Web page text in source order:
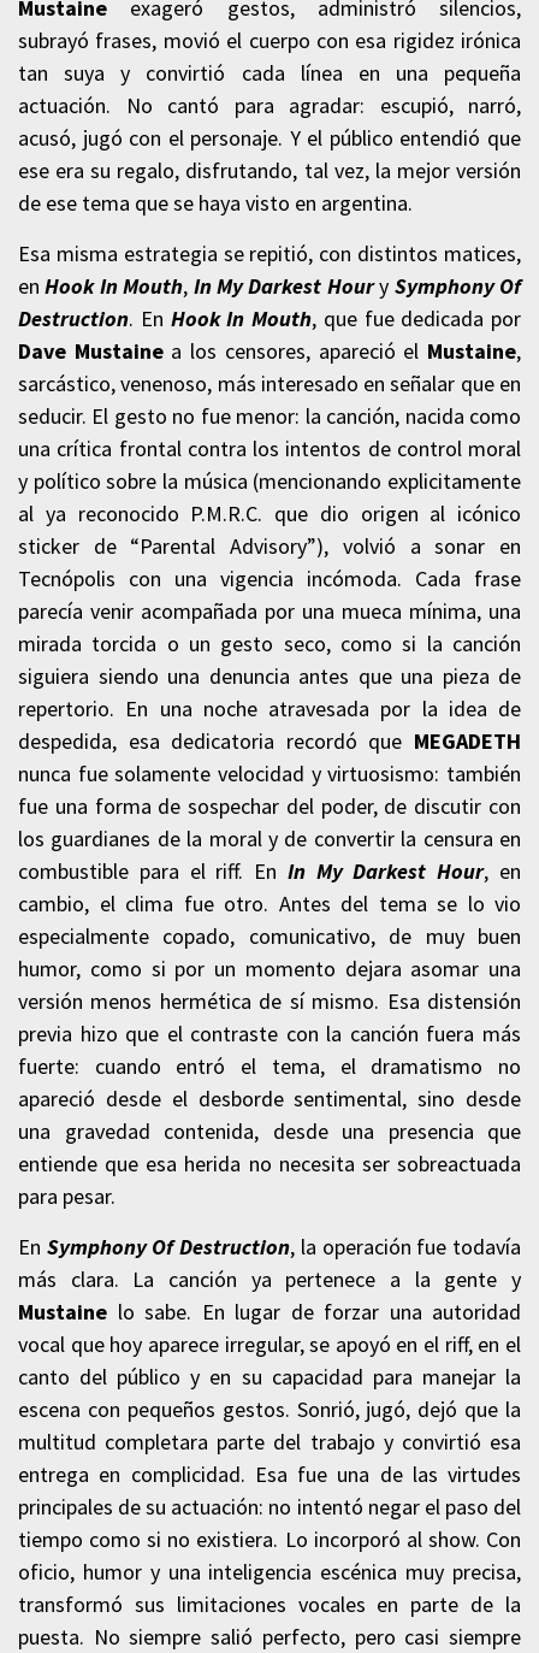
Mustaine exageró gestos, administró silencios,
subrayó frases, movió el cuerpo con esa rigidez irónica
tan suya y convirtió cada línea en una pequeña
actuación. No cantó para agradar: escupió, narró,
acusó, jugó con el personaje. Y el público entendió que
ese era su regalo, disfrutando, tal vez, la mejor versión
de ese tema que se haya visto en argentina.
Esa misma estrategia se repitió, con distintos matices,
enHook In Mouth, In My Darkest Houry Symphony Of
Destruction. En Hook In Mouth, que fue dedicada por
Dave Mustainea los censores, apareció el Mustaine,
sarcástico, venenoso, más interesado en señalar que en
seducir. El gesto no fue menor: la canción, nacida como
una crítica frontal contra los intentos de control moral
y político sobre la música (mencionando explicitamente
al ya reconocido P.M.R.C. que dio origen al icónico
sticker de “Parental Advisory”), volvió a sonar en
Tecnópolis con una vigencia incómoda. Cada frase
parecía venir acompañada por una mueca mínima, una
mirada torcida o un gesto seco, como si la canción
siguiera siendo una denuncia antes que una pieza de
repertorio. En una noche atravesada por la idea de
despedida, esa dedicatoria recordó que MEGADETH
nunca fue solamente velocidad y virtuosismo: también
fue una forma de sospechar del poder, de discutir con
los guardianes de la moral y de convertir la censura en
combustible para el riff. En In My Darkest Hour, en
cambio, el clima fue otro. Antes del tema se lo vio
especialmente copado, comunicativo, de muy buen
humor, como si por un momento dejara asomar una
versión menos hermética de sí mismo. Esa distensión
previa hizo que el contraste con la canción fuera más
fuerte: cuando entró el tema, el dramatismo no
apareció desde el desborde sentimental, sino desde
una gravedad contenida, desde una presencia que
entiende que esa herida no necesita ser sobreactuada
para pesar.
En Symphony Of Destruction, la operación fue todavía
más clara. La canción ya pertenece a la gente y
Mustaine lo sabe. En lugar de forzar una autoridad
vocal que hoy aparece irregular, se apoyó en el riff, en el
canto del público y en su capacidad para manejar la
escena con pequeños gestos. Sonrió, jugó, dejó que la
multitud completara parte del trabajo y convirtió esa
entrega en complicidad. Esa fue una de las virtudes
principales de su actuación: no intentó negar el paso del
tiempo como si no existiera. Lo incorporó al show. Con
oficio, humor y una inteligencia escénica muy precisa,
transformó sus limitaciones vocales en parte de la
puesta. No siempre salió perfecto, pero casi siempre